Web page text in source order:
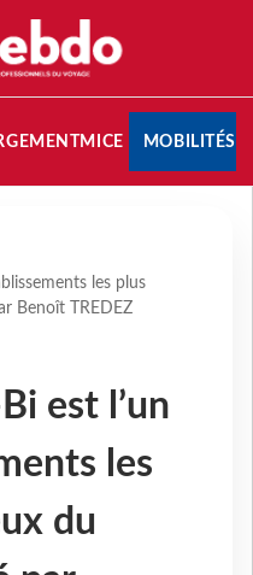
MICE MOBILITÉS
les plus
Benoît TREDEZ
est l’un
les
du